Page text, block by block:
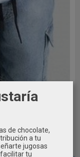
10A - 12A - 14A
de chocolate,
a tu
jugosas
tu